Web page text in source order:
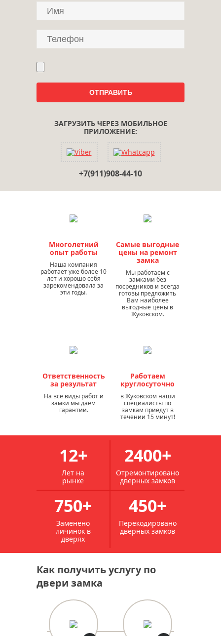
ЗАГРУЗИТЬ ЧЕРЕЗ МОБИЛЬНОЕ
ПРИЛОЖЕНИЕ:
+7(911)908-44-10
Многолетний
опыт работы
Наша компания
работает уже более 10
лет и хорошо себя
зарекомендовала за
эти годы.
Самые выгодные
цены на ремонт
замка
Мы работаем с
замками без
посредников и всегда
готовы предложить
Вам наиболее
выгодные цены в
Жуковском.
Ответственность
за результат
На все виды работ и
замки мы даём
гарантии.
Работаем
круглосуточно
в Жуковском наши
специалисты по
замкам приедут в
течении 15 минут!
12+
Лет на
рынке
2400+
Отремонтировано
дверных замков
750+
Заменено
личинок в
дверях
450+
Перекодировано
дверных замков
Как получить услугу по
двери замка